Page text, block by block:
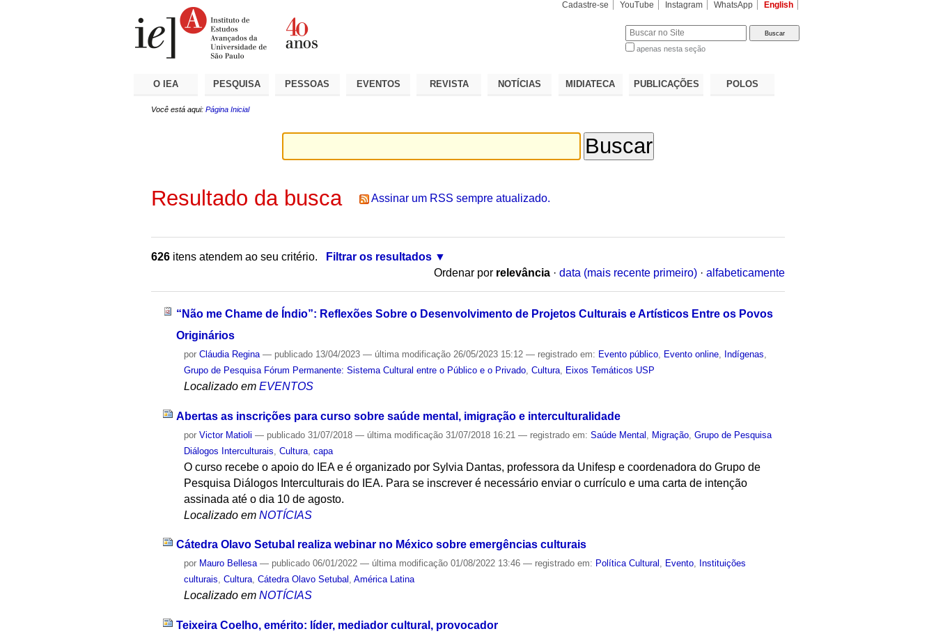
Cadastre-se YouTube Instagram WhatsApp English
apenas nesta seção
O IEA PESQUISA PESSOAS EVENTOS REVISTA NOTÍCIAS MIDIATECA PUBLICAÇÕES POLOS
Você está aqui: Página Inicial
Resultado da busca Assinar um RSS sempre atualizado.
626 itens atendem ao seu critério.
Filtrar os resultados
Ordenar por relevância · data (mais recente primeiro) · alfabeticamente
“Não me Chame de Índio”: Reflexões Sobre o Desenvolvimento de Projetos Culturais e Artísticos Entre os Povos
Originários
porCláudia Regina — publicado 13/04/2023— última modificação 26/05/2023 15:12— registrado em: Evento público Evento online Indígenas
Grupo de Pesquisa Fórum Permanente: Sistema Cultural entre o Público e o Privado ,Cultura Eixos Temáticos USP
Localizado em EVENTOS
Abertas as inscrições para curso sobre saúde mental, imigração e interculturalidade
porVictor Matioli — publicado 31/07/2018— última modificação 31/07/2018 16:21— registrado em:Saúde Mental Migração ,Grupo de Pesquisa
Diálogos Interculturais ,Cultura ,capa
O curso recebe o apoio do IEA e é organizado por Sylvia Dantas, professora da Unifesp e coordenadora do Grupo de
Pesquisa Diálogos Interculturais do IEA. Para se inscrever é necessário enviar o currículo e uma carta de intenção
assinada até o dia 10 de agosto.
Localizado em NOTÍCIAS
Cátedra Olavo Setubal realiza webinar no México sobre emergências culturais
por Mauro Bellesa — publicado 06/01/2022— última modificação 01/08/2022 13:46— registrado em: Política Cultural , Evento, Instituições
culturais,Cultura,Cátedra Olavo Setubal ,América Latina
Localizado em NOTÍCIAS
Teixeira Coelho, emérito: líder, mediador cultural, provocador